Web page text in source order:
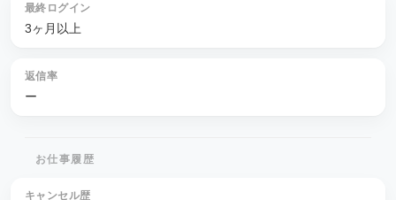
最終ログイン
3ヶ月以上
返信率
ー
お仕事履歴
キャンセル歴